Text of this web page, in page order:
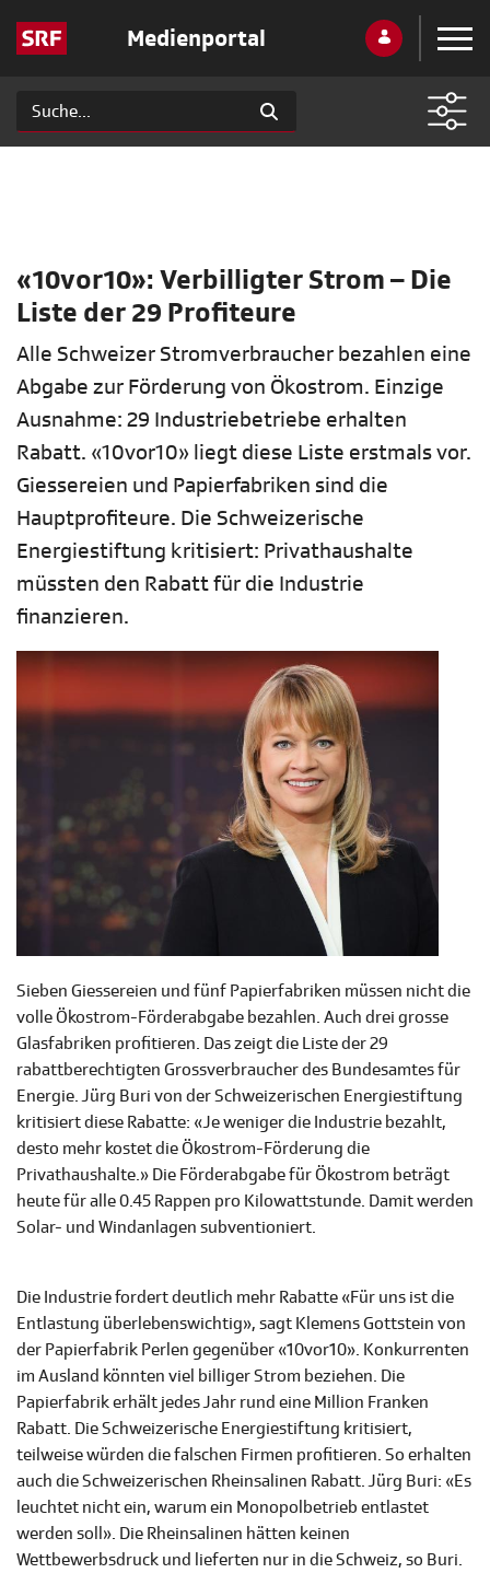
Medienportal
«10vor10»: Verbilligter Strom – Die
Liste der 29 Profiteure
Alle Schweizer Stromverbraucher bezahlen eine
Abgabe zur Förderung von Ökostrom. Einzige
Ausnahme: 29 Industriebetriebe erhalten
Rabatt. «10vor10» liegt diese Liste erstmals vor.
Giessereien und Papierfabriken sind die
Hauptprofiteure. Die Schweizerische
Energiestiftung kritisiert: Privathaushalte
müssten den Rabatt für die Industrie
finanzieren.
Sieben Giessereien und fünf Papierfabriken müssen nicht die
volle Ökostrom-Förderabgabe bezahlen. Auch drei grosse
Glasfabriken profitieren. Das zeigt die Liste der 29
rabattberechtigten Grossverbraucher des Bundesamtes für
Energie. Jürg Buri von der Schweizerischen Energiestiftung
kritisiert diese Rabatte: «Je weniger die Industrie bezahlt,
desto mehr kostet die Ökostrom-Förderung die
Privathaushalte.» Die Förderabgabe für Ökostrom beträgt
heute für alle 0.45 Rappen pro Kilowattstunde. Damit werden
Solar- und Windanlagen subventioniert.
Die Industrie fordert deutlich mehr Rabatte «Für uns ist die
Entlastung überlebenswichtig», sagt Klemens Gottstein von
der Papierfabrik Perlen gegenüber «10vor10». Konkurrenten
im Ausland könnten viel billiger Strom beziehen. Die
Papierfabrik erhält jedes Jahr rund eine Million Franken
Rabatt. Die Schweizerische Energiestiftung kritisiert,
teilweise würden die falschen Firmen profitieren. So erhalten
auch die Schweizerischen Rheinsalinen Rabatt. Jürg Buri: «Es
leuchtet nicht ein, warum ein Monopolbetrieb entlastet
werden soll». Die Rheinsalinen hätten keinen
Wettbewerbsdruck und lieferten nur in die Schweiz, so Buri.